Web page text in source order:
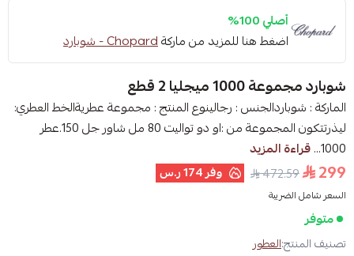
أصلي 100%
اضغط هنا للمزيد من ماركةChopard - شوبارد
شوبارد مجموعة 1000 ميجليا 2 قطع
الماركة : شوباردالجنس : رجالينوع المنتج : مجموعة عطريةالخط العطري:
ليذرتتكون المجموعة من :او دو تواليت 80 مل شاور جل 150.عطر
1000... قراءة المزيد
299
472.59 وفر174 ر.س
السعر شامل الضريبة
متوفر
تصنيف المنتج:العطور